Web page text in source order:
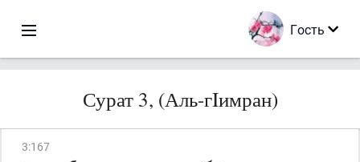
Гость
Сурат 3, (Аль-гIимран)
3:167